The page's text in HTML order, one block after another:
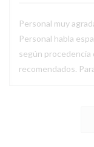
Personal muy
Personal habla
según
recomendados.